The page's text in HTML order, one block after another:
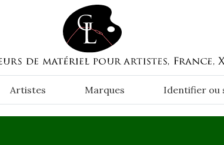
Artistes Marques Identifier ou